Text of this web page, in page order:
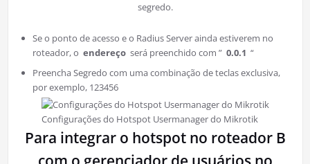
segredo.
Se o ponto de acesso e o Radius Server ainda estiverem no
roteador, o endereço será preenchido com ” 0.0.1 “
Preencha Segredo com uma combinação de teclas exclusiva,
por exemplo, 123456
Configurações do Hotspot Usermanager do Mikrotik
Para integrar o hotspot no roteador B